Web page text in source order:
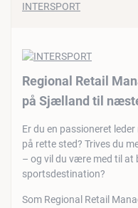
INTERSPORT
Regional Retail
på Sjælland til
Er du en passioneret
på rette sted? Trives du
– og vil du være med til at
sportsdestination?
Som Regional Retail